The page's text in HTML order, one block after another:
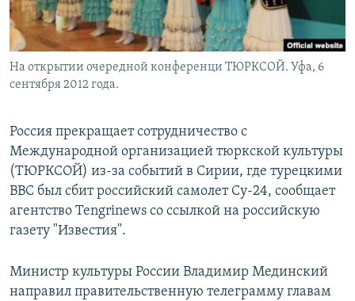
На открытии очередной конференци ТЮРКСОЙ. Уфа, 6
сентября 2012 года.
Россия прекращает сотрудничество с
Международной организацией тюркской культуры
(ТЮРКСОЙ) из-за событий в Сирии, где турецкими
ВВС был сбит российский самолет Су-24, сообщает
агентство Tengrinews со ссылкой на российскую
газету "Известия".
Министр культуры России Владимир Мединский
направил правительственную телеграмму главам